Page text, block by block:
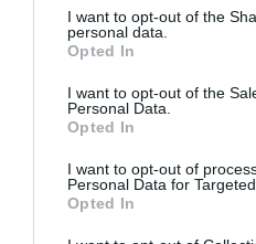
not limited to your visit or
grant or deny consent to
use your data for below
consent section.
I want to opt-out of the
personal data.
Opted In
I want to opt-out of the
Personal Data.
Opted In
I want to opt-out of
Personal Data for
Opted In